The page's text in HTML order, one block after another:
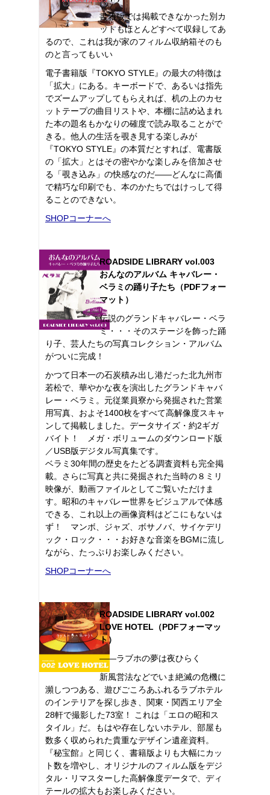
書籍版では掲載できなかった別カ
ットもほとんどすべて収録してあ
るので、これは我が家のフィルム収納箱そのも
のと言ってもいい
電子書籍版『TOKYO STYLE』の最大の特徴は
「拡大」にある。キーボードで、あるいは指先
でズームアップしてもらえれば、机の上のカセ
ットテープの曲目リストや、本棚に詰め込まれ
た本の題名もかなりの確度で読み取ることがで
きる。他人の生活を覗き見する楽しみが
『TOKYO STYLE』の本質だとすれば、電書版
の「拡大」とはその密やかな楽しみを倍加させ
る「覗き込み」の快感なのだ――どんなに高価
で精巧な印刷でも、本のかたちではけっして得
ることのできない。
SHOPコーナーへ
ROADSIDE LIBRARY vol.003
おんなのアルバム キャバレー・
ベラミの踊り子たち（PDFフォー
マット）
伝説のグランドキャバレー・ベラ
ミ・・・そのステージを飾った踊
り子、芸人たちの写真コレクション・アルバム
がついに完成！
かつて日本一の石炭積み出し港だった北九州市
若松で、華やかな夜を演出したグランドキャバ
レー・ベラミ。元従業員寮から発掘された営業
用写真、およそ1400枚をすべて高解像度スキャ
ンして掲載しました。データサイズ・約2ギガ
バイト！ メガ・ボリュームのダウンロード版
／USB版デジタル写真集です。
ベラミ30年間の歴史をたどる調査資料も完全掲
載。さらに写真と共に発掘された当時の８ミリ
映像が、動画ファイルとしてご覧いただけま
す。昭和のキャバレー世界をビジュアルで体感
できる、これ以上の画像資料はどこにもないは
ず！ マンボ、ジャズ、ボサノバ、サイケデリ
ック・ロック・・・お好きな音楽をBGMに流し
ながら、たっぷりお楽しみください。
SHOPコーナーへ
ROADSIDE LIBRARY vol.002
LOVE HOTEL（PDFフォーマッ
ト）
――ラブホの夢は夜ひらく
新風営法などでいま絶滅の危機に
瀕しつつある、遊びごころあふれるラブホテル
のインテリアを探し歩き、関東・関西エリア全
28軒で撮影した73室！ これは「エロの昭和ス
タイル」だ。もはや存在しないホテル、部屋も
数多く収められた貴重なデザイン遺産資料。
『秘宝館』と同じく、書籍版よりも大幅にカッ
ト数を増やし、オリジナルのフィルム版をデジ
タル・リマスターした高解像度データで、ディ
テールの拡大もお楽しみください。